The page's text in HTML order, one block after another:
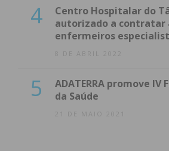
4
Centro Hospitalar do
autorizado a contratar
enfermeiros
8 DE ABRIL 2022
5
ADATERRA promove IV
da Saúde
21 DE MAIO 2021